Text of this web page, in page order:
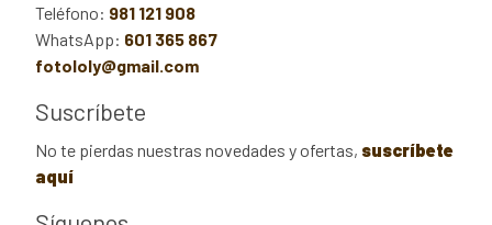
Teléfono: 981 121 908
WhatsApp: 601 365 867
fotololy@gmail.com
Suscríbete
No te pierdas nuestras novedades y ofertas, suscríbete
aquí